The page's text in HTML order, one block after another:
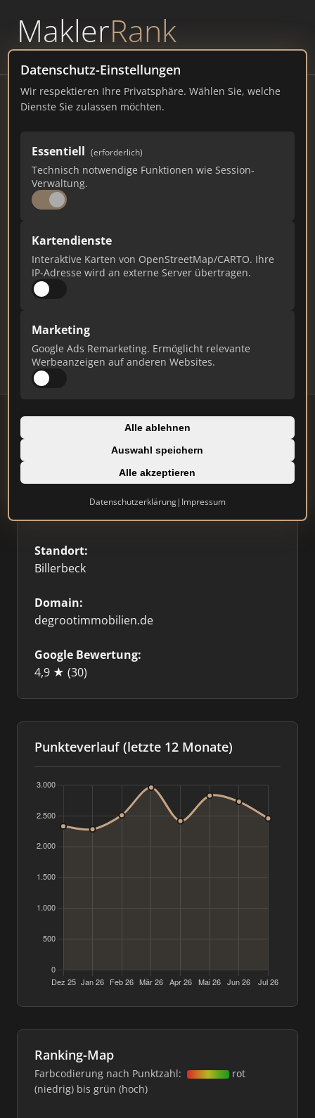
MaklerRank
powered byWAVEPOINT
Datenschutz-Einstellungen
Wir respektieren Ihre Privatsphäre. Wählen Sie, welche
Dienste Sie zulassen möchten.
Essentiell (erforderlich)
Technisch notwendige Funktionen wie Session-
Verwaltung.
Kartendienste
Interaktive Karten von OpenStreetMap/CARTO. Ihre
IP-Adresse wird an externe Server übertragen.
Marketing
Google Ads Remarketing. Ermöglicht relevante
Werbeanzeigen auf anderen Websites.
Alle ablehnen
Auswahl speichern
Alle akzeptieren
Datenschutzerklärung| Impressum
DE GROOT Immobilien | Billerbeck
degrootimmobilien.de
2.461
Ist das Ihr Unternehmen?
Verifizieren Sie Ihr Profil, bearbeiten Sie Ihre
Updates.
Profil beanspruchen
⭐ Etabliert
Einzelner Makler
Standort:
Billerbeck
Domain:
degrootimmobilien.de
Google Bewertung:
4,9 ★ (30)
Punkteverlauf (letzte 12 Monate)
Ranking-Map
Farbcodierung nach Punktzahl:
rot
(niedrig) bis grün (hoch)